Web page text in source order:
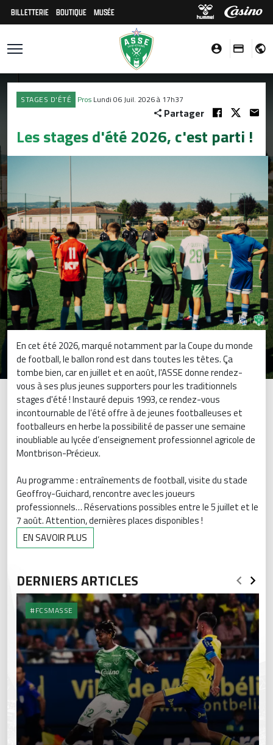
BILLETTERIE BOUTIQUE MUSÉE
STAGES D'ÉTÉ Pros Lundi 06 Juil. 2026 à 17h37
Partager
Les stages d'été 2026, c'est parti !
En cet été 2026, marqué notamment par la Coupe du monde
de football, le ballon rond est dans toutes les têtes. Ça
tombe bien, car en juillet et en août, l'ASSE donne rendez-
vous à ses plus jeunes supporters pour les traditionnels
stages d'été ! Instauré depuis 1993, ce rendez-vous
incontournable de l’été offre à de jeunes footballeuses et
footballeurs en herbe la possibilité de passer une semaine
inoubliable au lycée d’enseignement professionnel agricole de
Montbrison-Précieux.
Au programme : entraînements de football, visite du stade
Geoffroy-Guichard, rencontre avec les joueurs
professionnels… Réservations possibles entre le 5 juillet et le
7 août. Attention, dernières places disponibles !
EN SAVOIR PLUS
DERNIERS ARTICLES
#FCSMASSE